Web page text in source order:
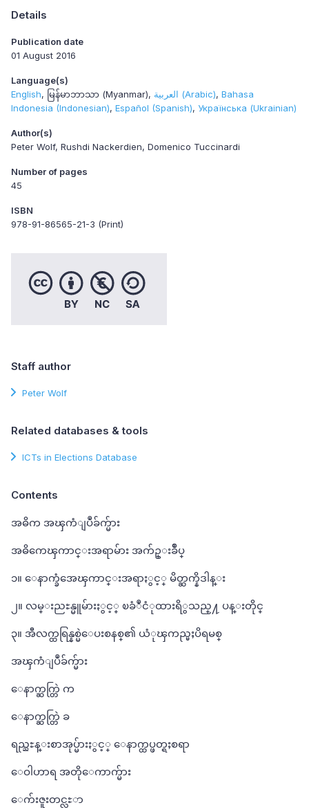
Details
Publication date
01 August 2016
Language(s)
English
မြန်မာဘာသာ (Myanmar) العربية (Arabic) Bahasa
Indonesia (Indonesian) Español (Spanish) Українська (Ukrainian)
Author(s)
Peter Wolf, Rushdi Nackerdien, Domenico Tuccinardi
Number of pages
45
ISBN
978-91-86565-21-3 (Print)
Staff author
Peter Wolf
Related databases & tools
ICTs in Elections Database
Contents
အဓိက အၾကံျပဳခ်က္မ်ား
အဓိကေၾကာင္းအရာမ်ား အက်ဥ္းခ်ဳပ္
၁။ ေနာက္ခံအေၾကာင္းအရာႏွင့္ မိတ္ဆက္နိဒါန္း
၂။ လမ္းညႊန္မူမ်ားႏွင့္ ၿခံဳငံုထားရိွသည္႔ ပန္းတိုင္
၃။ အီလက္ထရြန္နစ္မဲေပးစနစ္၏ ယံုၾကည္မႈပိရမစ္
အၾကံျပဳခ်က္မ်ား
ေနာက္ဆက္တြဲ က
ေနာက္ဆက္တြဲ ခ
ရည္ညႊန္းစာအုပ္မ်ားႏွင့္ ေနာက္ထပ္ဖတ္ရႈစရာ
ေဝါဟာရ အတိုေကာက္မ်ား
ေက်းဇူးတင္လႊာ